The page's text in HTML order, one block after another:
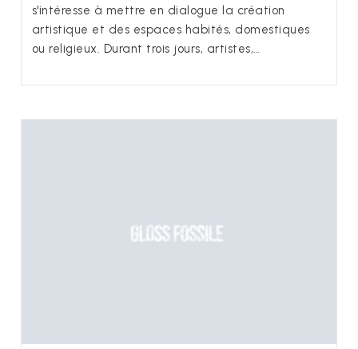
s'intéresse à mettre en dialogue la création
artistique et des espaces habités, domestiques
ou religieux. Durant trois jours, artistes,…